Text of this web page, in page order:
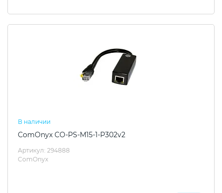
В наличии
ComOnyx CO-PS-M15-1-P302v2
Артикул: 294888
ComOnyx